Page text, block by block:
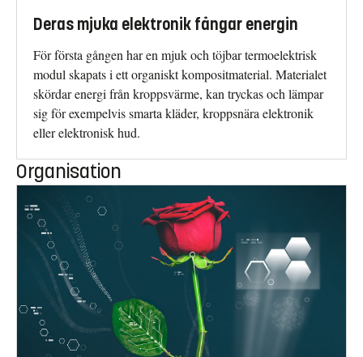
Deras mjuka elektronik fångar energin
För första gången har en mjuk och töjbar termoelektrisk
modul skapats i ett organiskt kompositmaterial. Materialet
skördar energi från kroppsvärme, kan tryckas och lämpar
sig för exempelvis smarta kläder, kroppsnära elektronik
eller elektronisk hud.
Organisation